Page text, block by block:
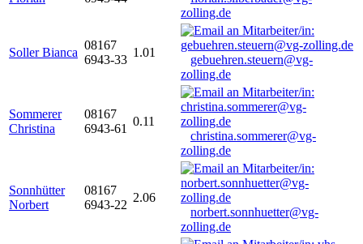
zolling.de
Soller Bianca
08167
6943-33
1.01
gebuehren.steuern@vg-
zolling.de
Sommerer
Christina
08167
6943-61
0.11
christina.sommerer@vg-
zolling.de
Sonnhütter
Norbert
08167
6943-22
2.06
norbert.sonnhuetter@vg-
zolling.de